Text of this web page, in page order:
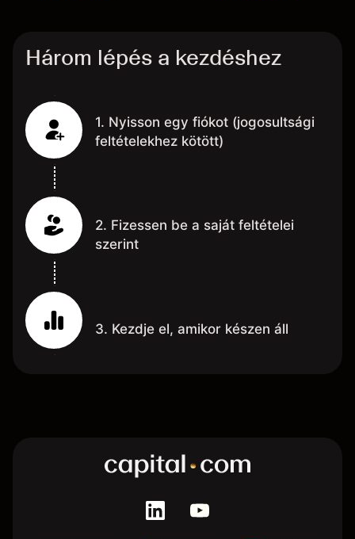
Három lépés a kezdéshez
1. Nyisson egy fiókot (jogosultsági
feltételekhez kötött)
2. Fizessen be a saját feltételei
szerint
3. Kezdje el, amikor készen áll